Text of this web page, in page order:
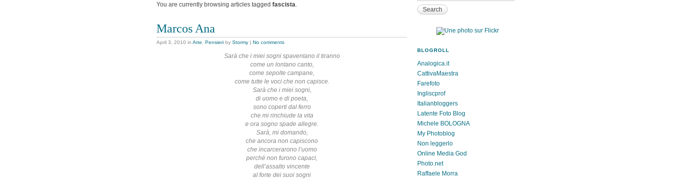
You are currently browsing articles tagged fascista.
Marcos Ana
April 3, 2010 in Arte Pensieri by Stormy | No comments
Sarà che i miei sogni spaventano il tiranno
come un lontano canto,
come sepolte campane,
come tutte le voci che non capisce.
Sarà che i miei sogni,
di uomo e di poeta,
sono coperti dal ferro
che mi rinchiude la vita
e ora sogno spade allegre.
Sarà, mi domando,
che ancora non capiscono
che incarcerarono l’uomo
perché non furono capaci,
dell’assalto vincente
al forte dei suoi sogni
BLOGROLL
Analogica.it
CattivaMaestra
Farefoto
Ingliscprof
Italianbloggers
Latente Foto Blog
Michele BOLOGNA
My Photoblog
Non leggerlo
Online Media God
Photo.net
Raffaele Morra